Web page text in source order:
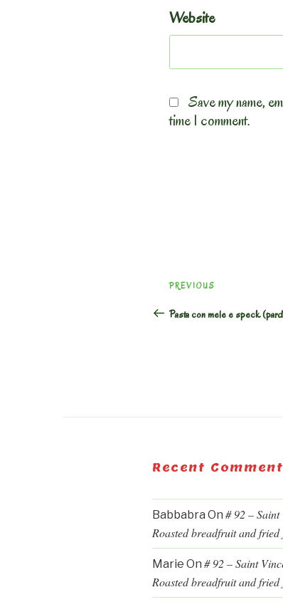
Website
Save my name,
time I comment.
Previous
Post
PREVIOUS
Pasta con mele e speck
Recent
Babbabra On # 92 – Saint
Roasted breadfruit and fried
Marie On # 92 – Saint
Roasted breadfruit and fried